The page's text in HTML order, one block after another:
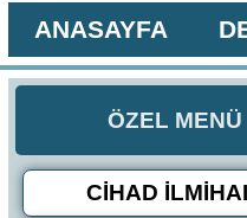
ANASAYFA
ÖZEL MENÜ
CİHAD